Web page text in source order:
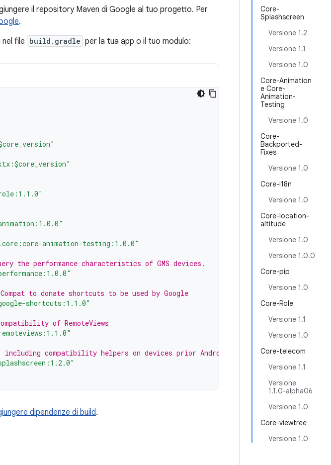
Core-
Splashscreen
Versione 1.2
Versione 1.1
Versione 1.0
Core-Animation
e Core-
Animation-
Testing
Versione 1.0
Core-
Backported-
Fixes
Versione 1.0
Core-i18n
Versione 1.0
Core-location-
altitude
Versione 1.0
Versione 1.0.0
Core-pip
Versione 1.0
Core-Role
Versione 1.1
Versione 1.0
Core-telecom
Versione 1.1
Versione
1.1.0-alpha06
Versione 1.0
Core-viewtree
Versione 1.0
il repository Maven di Google al tuo progetto. Per
.
file build.gradle per la tua app o il tuo modulo:
animation-testing:1.0.0"
the performance characteristics of GMS devices.
to donate shortcuts to be used by Google
shortcuts:1.1.0"
of RemoteViews
compatibility helpers on devices prior Android 12
dipendenze di build.